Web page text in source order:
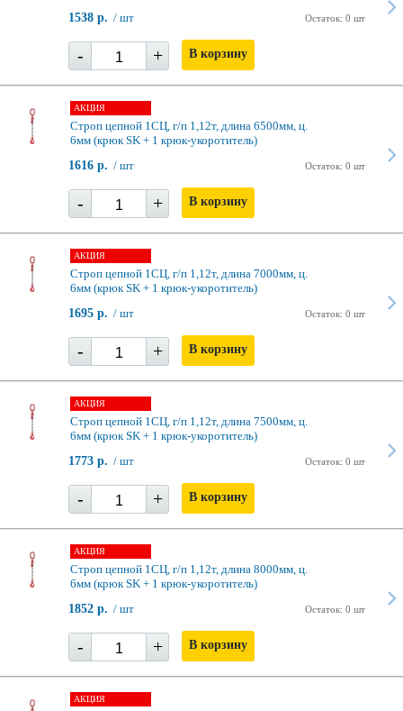
Остаток: 0 шт
1538 р. / шт
- + В корзину
АКЦИЯ
Строп цепной 1СЦ, г/п 1,12т, длина 6500мм, ц.
6мм (крюк SK + 1 крюк-укоротитель)
Остаток: 0 шт
1616 р. / шт
- + В корзину
АКЦИЯ
Строп цепной 1СЦ, г/п 1,12т, длина 7000мм, ц.
6мм (крюк SK + 1 крюк-укоротитель)
Остаток: 0 шт
1695 р. / шт
- + В корзину
АКЦИЯ
Строп цепной 1СЦ, г/п 1,12т, длина 7500мм, ц.
6мм (крюк SK + 1 крюк-укоротитель)
Остаток: 0 шт
1773 р. / шт
- + В корзину
АКЦИЯ
Строп цепной 1СЦ, г/п 1,12т, длина 8000мм, ц.
6мм (крюк SK + 1 крюк-укоротитель)
Остаток: 0 шт
1852 р. / шт
- + В корзину
АКЦИЯ